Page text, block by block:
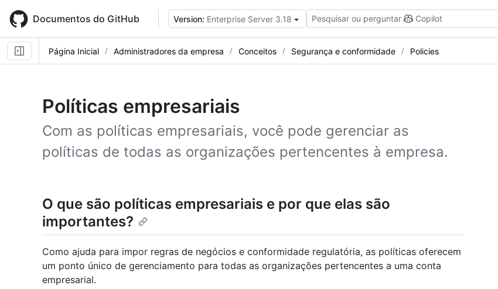
main
content
Documentos do GitHub Version: Enterprise Server 3.18 Pesquisar ou perguntar Copilot
Página Inicial Administradores da empresa Conceitos Segurança e conformidade Policies
Políticas empresariais
Com as políticas empresariais, você pode gerenciar as
políticas de todas as organizações pertencentes à empresa.
O que são políticas empresariais e por que elas são
importantes?
Como ajuda para impor regras de negócios e conformidade regulatória, as políticas oferecem
um ponto único de gerenciamento para todas as organizações pertencentes a uma conta
empresarial.